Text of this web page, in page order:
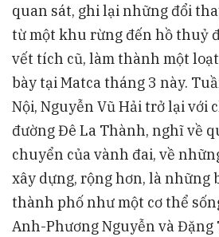
quan sát, ghi lại những đổi
từ một khu rừng đến hồ thuỷ
vết tích cũ, làm thành một
bày tại Matca tháng 3 này.
Nội, Nguyễn Vũ Hải trở lại với
đường Đê La Thành, nghĩ về
chuyển của vành đai, về
xây dựng, rộng hơn, là những
thành phố như một cơ thể
Anh-Phương Nguyễn và Đặng